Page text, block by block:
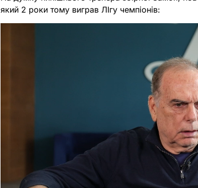
який 2 роки тому виграв ЛІгу чемпіонів: